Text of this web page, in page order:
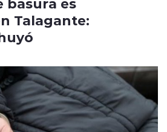
Talagante: